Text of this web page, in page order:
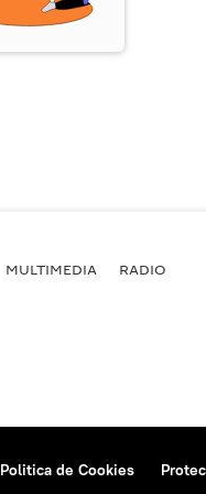
MULTIMEDIA RADIO
Politica de Cookies